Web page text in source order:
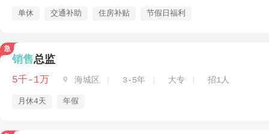
单休 交通补助 住房补贴 节假日福利
销售总监
5千-1万  海城区 3-5年 大专 招1人
月休4天 年假